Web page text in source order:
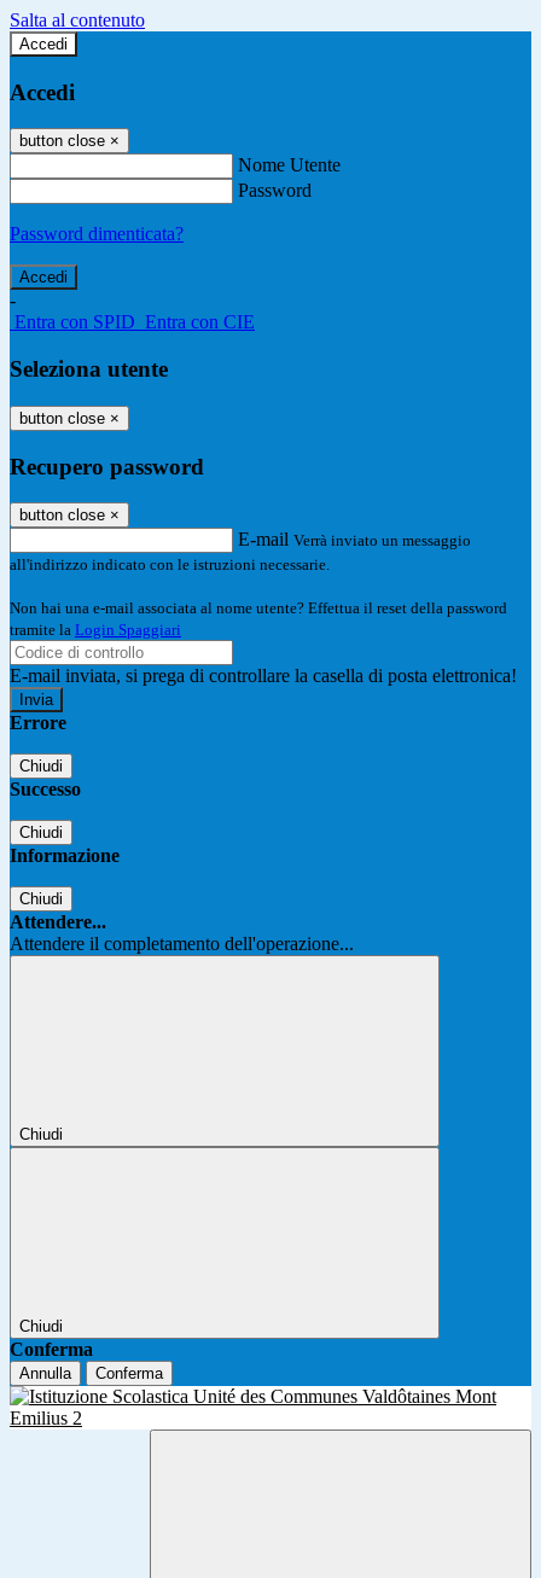
Salta al contenuto
Accedi
Accedi
button close ×
Nome Utente
Password
Password dimenticata?
-
Entra con SPID Entra con CIE
Seleziona utente
button close ×
Recupero password
button close ×
E-mail Verrà inviato un messaggio
all'indirizzo indicato con le istruzioni necessarie.
Non hai una e-mail associata al nome utente? Effettua il reset della password
tramite la Login Spaggiari
E-mail inviata, si prega di controllare la casella di posta elettronica!
Errore
Chiudi
Successo
Chiudi
Informazione
Chiudi
Attendere...
Attendere il completamento dell'operazione...
Chiudi
Chiudi
Conferma
Annulla Conferma